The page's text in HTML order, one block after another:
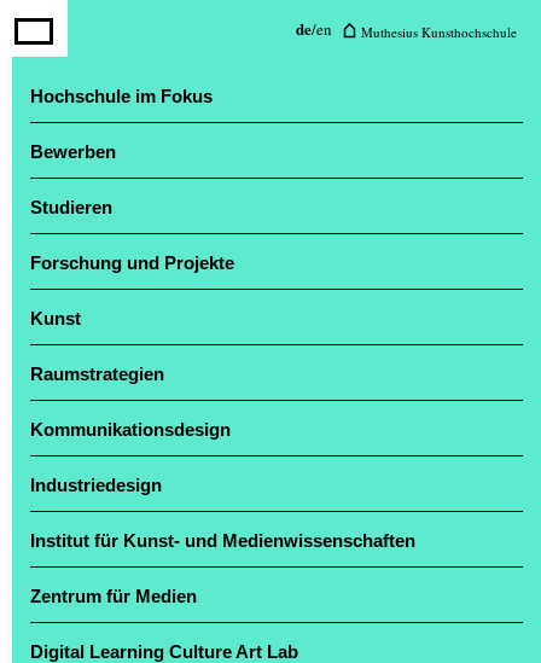
de/en Muthesius Kunsthochschule
Hochschule im Fokus
Bewerben
Studieren
Forschung und Projekte
Kunst
Raumstrategien
Kommunikationsdesign
Industriedesign
Institut für Kunst- und Medienwissenschaften
Zentrum für Medien
Digital Learning Culture Art Lab